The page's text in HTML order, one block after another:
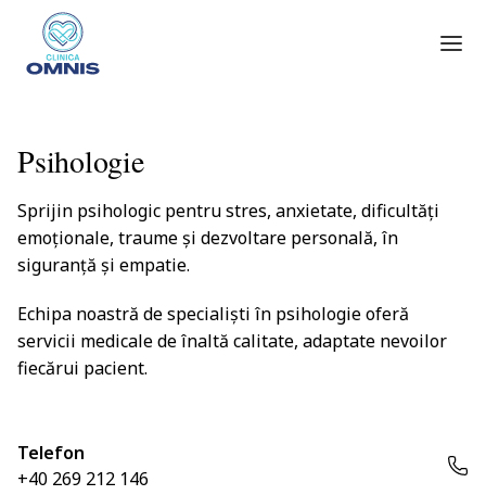
Psihologie
Sprijin psihologic pentru stres, anxietate, dificultăți
emoționale, traume și dezvoltare personală, în
siguranță și empatie.
Echipa noastră de specialiști în psihologieoferă
servicii medicale de înaltă calitate, adaptate nevoilor
fiecărui pacient.
Telefon
+40 269 212 146